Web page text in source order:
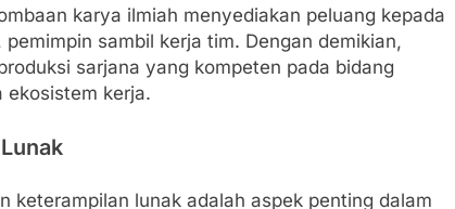
karya ilmiah menyediakan peluang kepada
sambil kerja tim. Dengan demikian,
sarjana yang kompeten pada bidang
ekosistem kerja.
keterampilan lunak adalah aspek penting dalam